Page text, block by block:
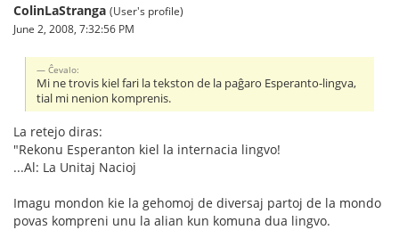
ColinLaStranga (User's profile)
June 2, 2008, 7:32:56 PM
Ĉevalo:
Mi ne trovis kiel fari la tekston de la paĝaro Esperanto-lingva,
tial mi nenion komprenis.
La retejo diras:
"Rekonu Esperanton kiel la internacia lingvo!
...Al: La Unitaj Nacioj
Imagu mondon kie la gehomoj de diversaj partoj de la mondo
povas kompreni unu la alian kun komuna dua lingvo.